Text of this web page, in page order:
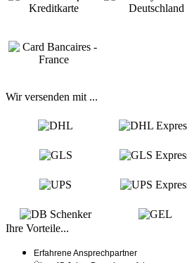
Wir versenden mit ...
Ihre Vorteile...
Erfahrene Ansprechpartner